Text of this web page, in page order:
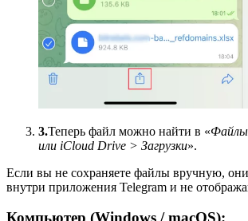
3.Теперь файл можно найти в «
или iCloud Drive > Загрузки».
Если вы не сохраняете файлы вручную, они
внутри приложения Telegram и не
Компьютер (Windows / macOS):